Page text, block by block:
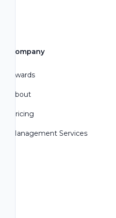
Company
Awards
About
Pricing
Management Services